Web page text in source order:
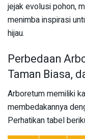
jejak evolusi pohon,
menimba inspirasi
hijau.
Perbedaan
Taman Biasa,
Arboretum memiliki
membedakannya
Perhatikan tabel